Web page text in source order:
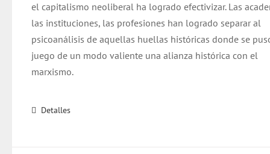
el capitalismo neoliberal ha logrado efectivizar. Las
las instituciones, las profesiones han logrado separar al
psicoanálisis de aquellas huellas históricas donde se
juego de un modo valiente una alianza histórica con el
marxismo.
Detalles